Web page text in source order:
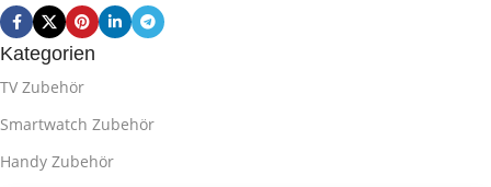
Kategorien
TV Zubehör
Smartwatch Zubehör
Handy Zubehör